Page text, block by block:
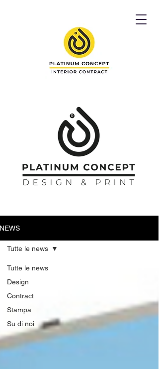
NEWS
Tutte le news
Design
Contract
Stampa
Su di noi
Tutte le news